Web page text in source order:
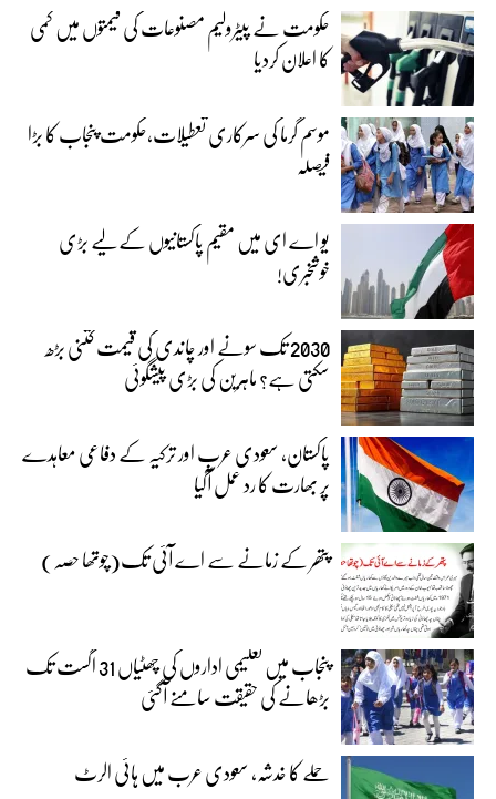
حکومت نے پیٹرولیم مصنوعات کی قیمتوں میں کمی
کا اعلان کردیا
موسم گرما کی سرکاری تعطیلات،حکومت پنجاب کا بڑا
فیصلہ
یو اے ای میں مقیم پاکستانیوں کے لیے بڑی
خوشخبری!
2030 تک سونے اور چاندی کی قیمت کتنی بڑھ
سکتی ہے؟ ماہرین کی بڑی پیشگوئی
پاکستان، سعودی عرب اور ترکیہ کے دفاعی معاہدے
پر بھارت کا رد عمل آگیا
پتھر کے زمانے سے اے آئی تک(چوتھا حصہ)
پنجاب میں تعلیمی اداروں کی چھٹیاں 31 اگست تک
بڑھانے کی حقیقت سامنے آگئی
حملے کا خدشہ، سعودی عرب میں ہائی الرٹ